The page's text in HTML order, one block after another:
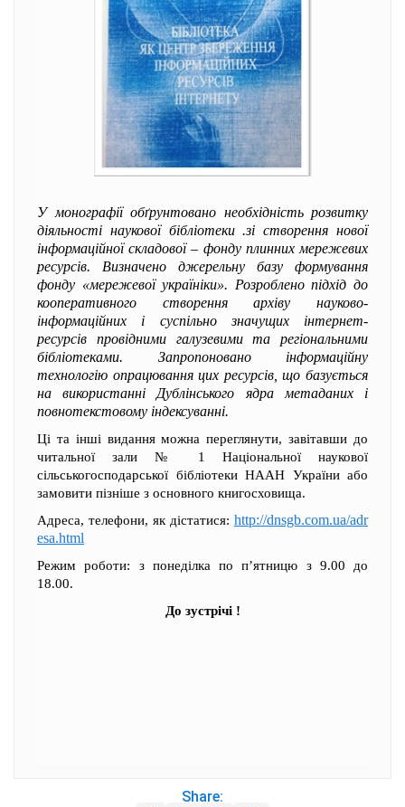
У монографії обґрунтовано необхідність розвитку
діяльності наукової бібліотеки .зі створення нової
інформаційної складової – фонду плинних мережевих
ресурсів. Визначено джерельну базу формування
фонду «мережевої україніки». Розроблено підхід до
кооперативного створення архіву науково-
інформаційних і суспільно значущих інтернет-
ресурсів провідними галузевими та регіональними
бібліотеками. Запропоновано інформаційну
технологію опрацювання цих ресурсів, що базується
на використанні Дублінського ядра метаданих і
повнотекстовому індексуванні.
Ці та інші видання можна переглянути, завітавши до
читальної зали № 1 Національної наукової
сільськогосподарської бібліотеки НААН України або
замовити пізніше з основного книгосховища.
Адреса, телефони, як дістатися: http://dnsgb.com.ua/adr
esa.html
Режим роботи: з понеділка по п’ятницю з 9.00 до
18.00.
До зустрічі !
Share: